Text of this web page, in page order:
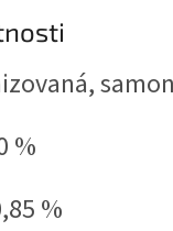
%
%